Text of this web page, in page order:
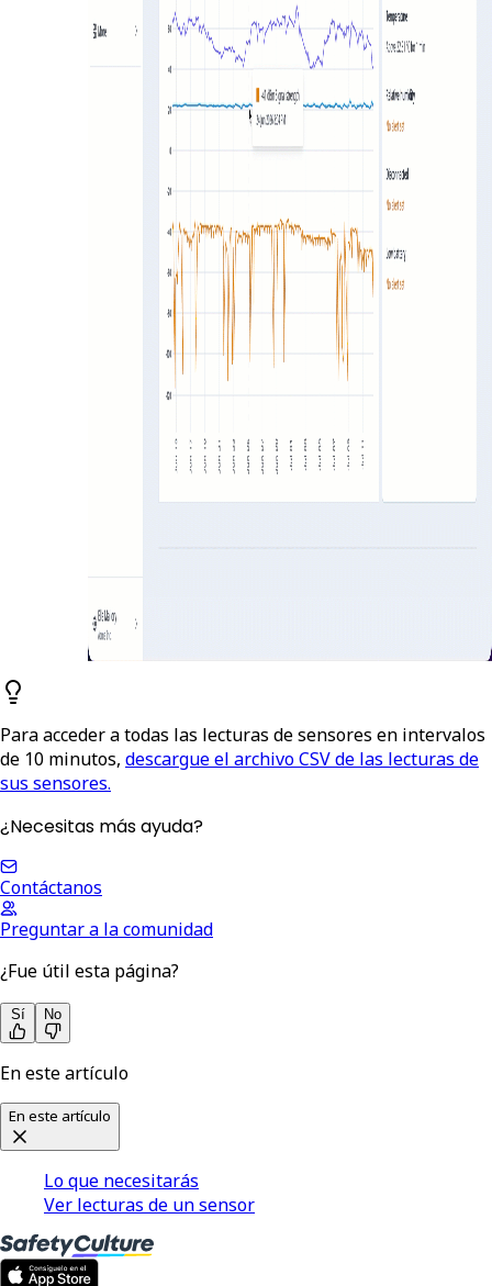
Para acceder a todas las lecturas de sensores en intervalos
de 10 minutos, descargue el archivo CSV de las lecturas de
sus sensores.
¿Necesitas más ayuda?
Contáctanos
Preguntar a la comunidad
¿Fue útil esta página?
Sí No
En este artículo
En este artículo
Lo que necesitarás
Ver lecturas de un sensor